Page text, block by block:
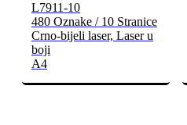
L7911-10
480 Oznake / 10 Stranice
Crno-bijeli laser, Laser u
boji
A4